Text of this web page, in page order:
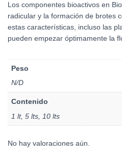
Los componentes bioactivos en
radicular y la formación de brotes
estas características, incluso las
pueden empezar óptimamente la
Peso
N/D
Contenido
1 lt, 5 lts, 10 lts
No hay valoraciones aún.